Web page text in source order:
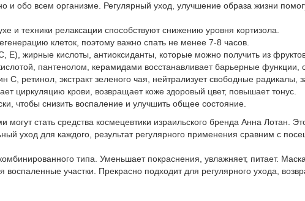
и обо всем организме. Регулярный уход, улучшение образа жизни
и техники релаксации способствуют снижению уровня кортизола.
клеток, поэтому важно спать не менее 7-8 часов.
E), жирные кислоты, антиоксиданты, которые можно получить из
пантенолом, керамидами восстанавливает барьерные функции,
ретинол, экстракт зеленого чая, нейтрализует свободные радикалы,
циркуляцию крови, возвращает коже здоровый цвет, повышает тонус.
чтобы снизить воспаление и улучшить общее состояние.
стать средства космецевтики израильского бренда Анна Лотан.
уход для каждого, результат регулярного применения сравним с
типа. Уменьшает покраснения, увлажняет, питает.
участки. Прекрасно подходит для регулярного ухода,